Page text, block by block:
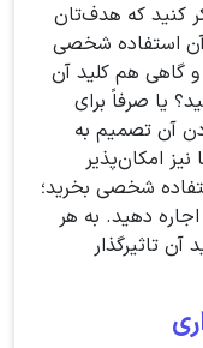
کنید که هدف‌تان
آن استفاده شخصی
و گاهی هم کلید آن
یا صرفاً برای
آن تصمیم به
نیز امکان‌پذیر
شخصی بخرید؛
دهید. به هر
تاثیرگذار